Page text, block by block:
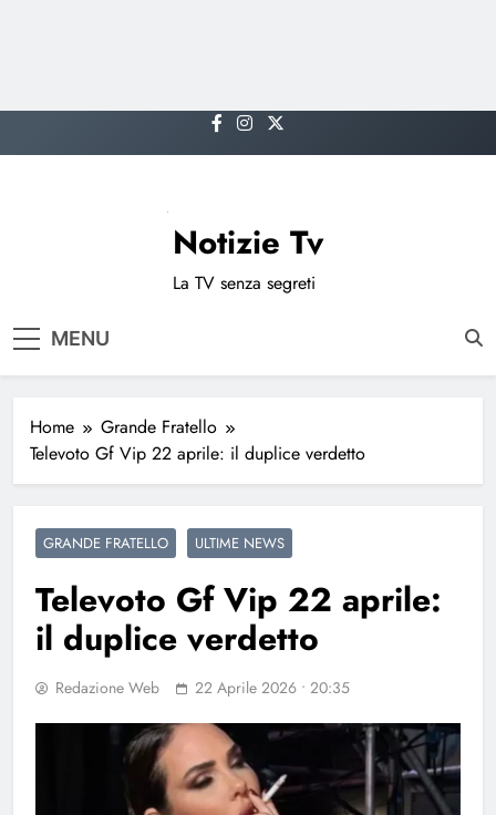
to
Notizie Tv
La TV senza segreti
MENU
Home
Grande Fratello
Televoto Gf Vip 22 aprile: il duplice verdetto
GRANDE FRATELLO ULTIME NEWS
Televoto Gf Vip 22 aprile:
il duplice verdetto
Redazione Web 22 Aprile 2026 • 20:35